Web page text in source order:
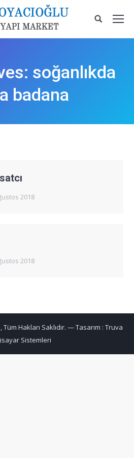
soğanlıkda
badana
2018
2018
Hakları Saklıdır. — Tasarım : Truva
Sistemleri